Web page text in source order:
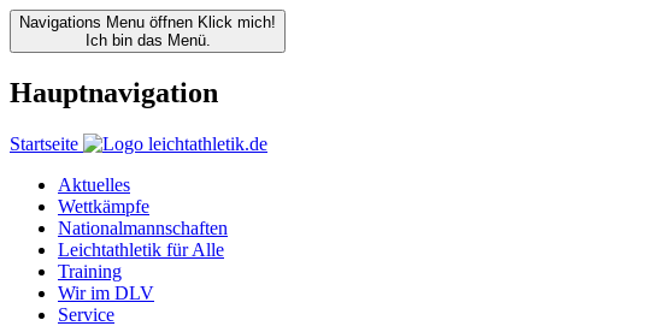
Navigations Menu öffnen Klick mich!
Ich bin das Menü.
Hauptnavigation
Startseite
Aktuelles
Wettkämpfe
Nationalmannschaften
Leichtathletik für Alle
Training
Wir im DLV
Service